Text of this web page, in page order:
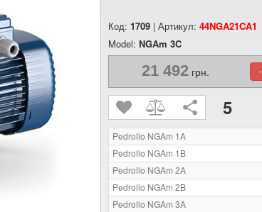
Код: 1709 | Артикул:44NGA21CA1
Model: NGAm 3C
21 492грн. -
5
Pedrollo NGAm 1A
Pedrollo NGAm 1B
Pedrollo NGAm 2A
Pedrollo NGAm 2B
Pedrollo NGAm 3A